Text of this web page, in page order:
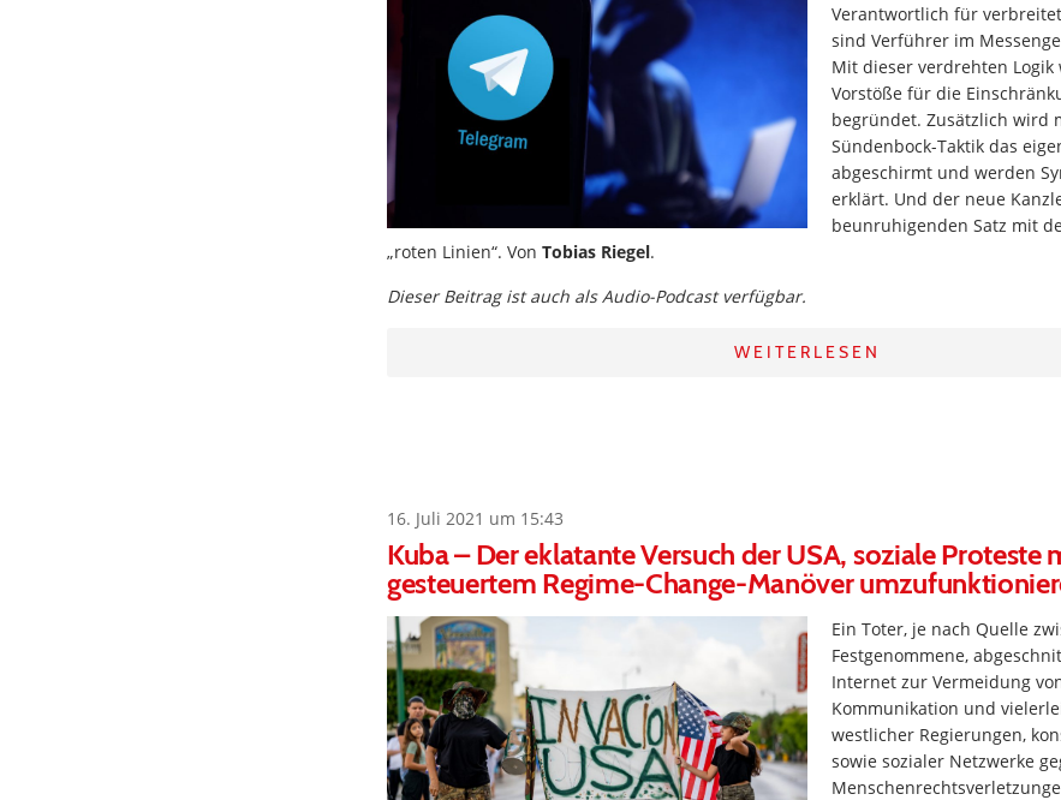
Verantwortlich für
sind Verführer im
Mit dieser verdrehten Logik
Vorstöße für die
begründet. Zusätzlich wird
Sündenbock-Taktik das
abgeschirmt und werden
erklärt. Und der neue
beunruhigenden Satz mit
„roten Linien“. Von Tobias Riegel.
Dieser Beitrag ist auch als Audio-Podcast verfügbar.
WEITERLESEN
16. Juli 2021 um 15:43
Kuba – Der eklatante Versuch der USA, soziale Proteste
gesteuertem Regime-Change-Manöver
Ein Toter, je nach Quelle
Festgenommene,
Internet zur Vermeidung
Kommunikation und
westlicher Regierungen,
sowie sozialer Netzwerke